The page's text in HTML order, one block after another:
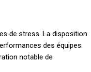
de stress. La disposition
des équipes.
notable de